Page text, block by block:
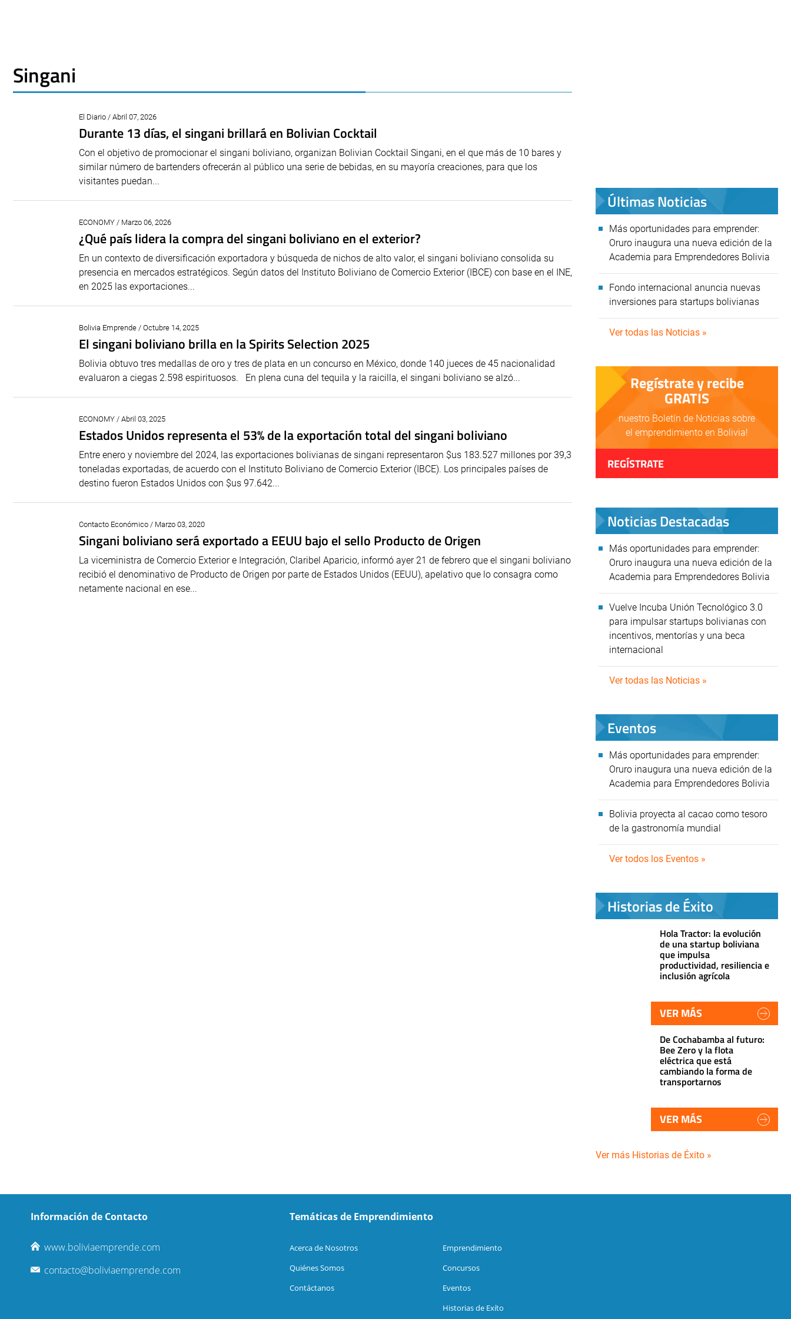
Singani
El Diario / Abril 07, 2026
Durante 13 días, el singani brillará en Bolivian Cocktail
Con el objetivo de promocionar el singani boliviano, organizan Bolivian Cocktail Singani, en el que más de 10 bares y
similar número de bartenders ofrecerán al público una serie de bebidas, en su mayoría creaciones, para que los
visitantes puedan...
ECONOMY / Marzo 06, 2026
¿Qué país lidera la compra del singani boliviano en el exterior?
En un contexto de diversificación exportadora y búsqueda de nichos de alto valor, el singani boliviano consolida su
presencia en mercados estratégicos. Según datos del Instituto Boliviano de Comercio Exterior (IBCE) con base en el INE,
en 2025 las exportaciones...
Bolivia Emprende / Octubre 14, 2025
El singani boliviano brilla en la Spirits Selection 2025
Bolivia obtuvo tres medallas de oro y tres de plata en un concurso en México, donde 140 jueces de 45 nacionalidad
evaluaron a ciegas 2.598 espirituosos. En plena cuna del tequila y la raicilla, el singani boliviano se alzó...
ECONOMY / Abril 03, 2025
Estados Unidos representa el 53% de la exportación total del singani boliviano
Entre enero y noviembre del 2024, las exportaciones bolivianas de singani representaron $us 183.527 millones por 39,3
toneladas exportadas, de acuerdo con el Instituto Boliviano de Comercio Exterior (IBCE). Los principales países de
destino fueron Estados Unidos con $us 97.642...
Contacto Económico / Marzo 03, 2020
Singani boliviano será exportado a EEUU bajo el sello Producto de Origen
La viceministra de Comercio Exterior e Integración, Claribel Aparicio, informó ayer 21 de febrero que el singani boliviano
recibió el denominativo de Producto de Origen por parte de Estados Unidos (EEUU), apelativo que lo consagra como
netamente nacional en ese...
Últimas Noticias
Más oportunidades para emprender:
Oruro inaugura una nueva edición de la
Academia para Emprendedores Bolivia
Fondo internacional anuncia nuevas
inversiones para startups bolivianas
Ver todas las Noticias »
Regístrate y recibe
GRATIS
nuestro Boletín de Noticias sobre
el emprendimiento en Bolivia!
REGÍSTRATE
Noticias Destacadas
Más oportunidades para emprender:
Oruro inaugura una nueva edición de la
Academia para Emprendedores Bolivia
Vuelve Incuba Unión Tecnológico 3.0
para impulsar startups bolivianas con
incentivos, mentorías y una beca
internacional
Ver todas las Noticias »
Eventos
Más oportunidades para emprender:
Oruro inaugura una nueva edición de la
Academia para Emprendedores Bolivia
Bolivia proyecta al cacao como tesoro
de la gastronomía mundial
Ver todos los Eventos »
Historias de Éxito
Hola Tractor: la evolución
de una startup boliviana
que impulsa
productividad, resiliencia e
inclusión agrícola
VER MÁS
De Cochabamba al futuro:
Bee Zero y la flota
eléctrica que está
cambiando la forma de
transportarnos
VER MÁS
Ver más Historias de Éxito »
Información de Contacto
www.boliviaemprende.com
contacto@boliviaemprende.com
Temáticas de Emprendimiento
Acerca de Nosotros
Quiénes Somos
Contáctanos
Emprendimiento
Concursos
Eventos
Historias de Exíto